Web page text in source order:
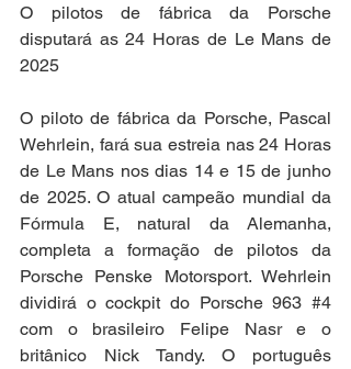
O pilotos de fábrica da Porsche
disputará as 24 Horas de Le Mans de
2025
O piloto de fábrica da Porsche, Pascal
Wehrlein, fará sua estreia nas 24 Horas
de Le Mans nos dias 14 e 15 de junho
de 2025. O atual campeão mundial da
Fórmula E, natural da Alemanha,
completa a formação de pilotos da
Porsche Penske Motorsport. Wehrlein
dividirá o cockpit do Porsche 963 #4
com o brasileiro Felipe Nasr e o
britânico Nick Tandy. O português